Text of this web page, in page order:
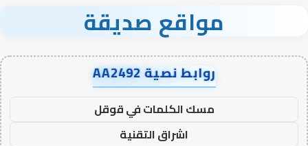
مواقع صديقة
روابط نصية AA2492
مسك الكلمات في قوقل
اشراق التقنية